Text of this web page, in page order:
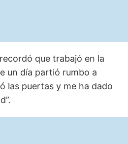
que trabajó en la
un día partió rumbo a
las puertas y me ha dado